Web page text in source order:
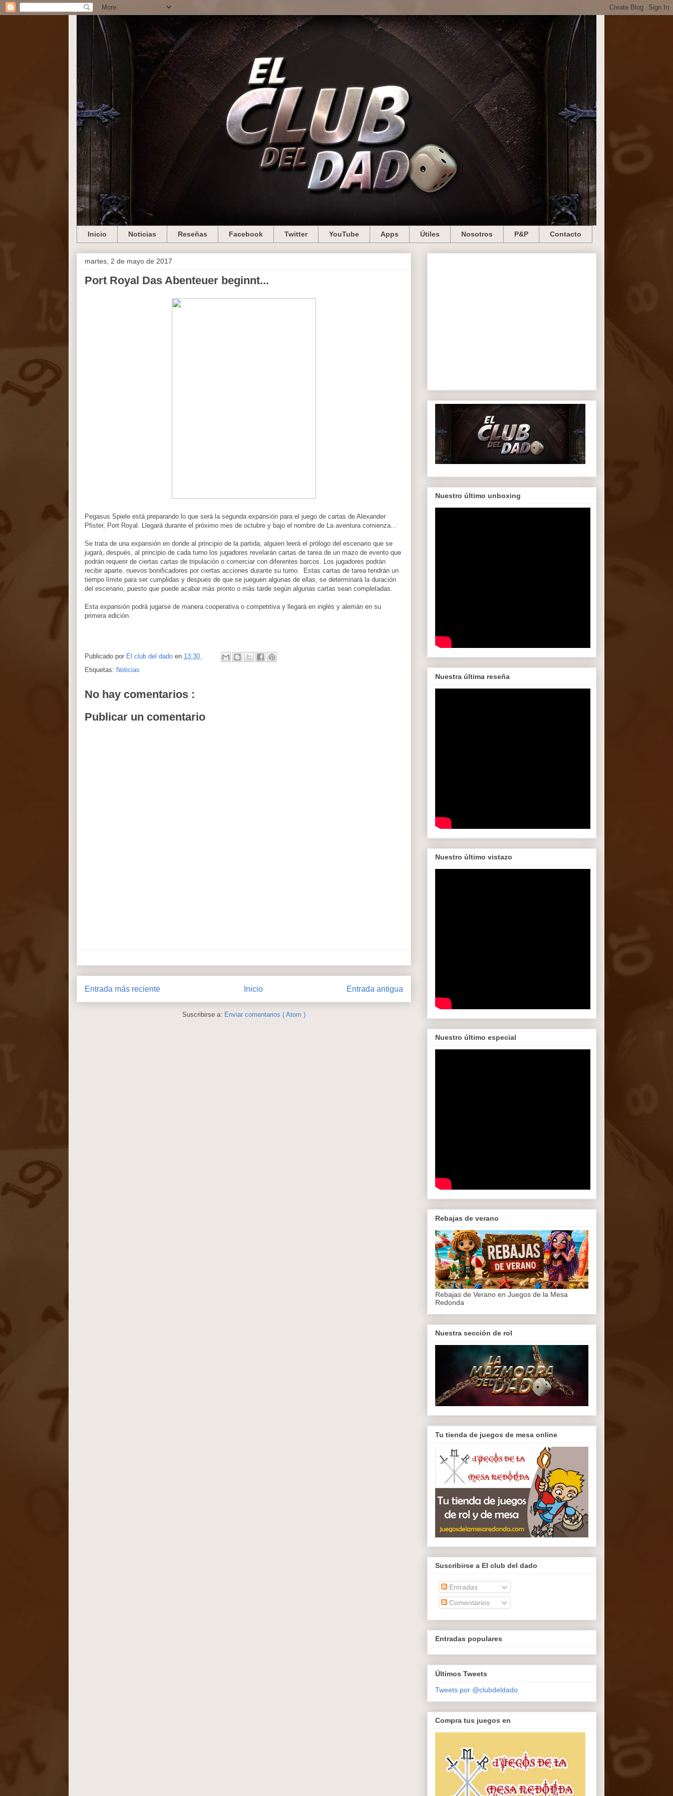
Inicio Noticias Reseñas Facebook Twitter YouTube Apps Útiles Nosotros P&P Contacto
martes, 2 de mayo de 2017
Port Royal Das Abenteuer beginnt...
Pegasus Spiele está preparando lo que será la segunda expansión para el juego de cartas de Alexander
Pfister, Port Royal. Llegará durante el próximo mes de octubre y bajo el nombre de La aventura comienza...
Se trata de una expansión en donde al principio de la partida, alguien leerá el prólogo del escenario que se
jugará, después, al principio de cada turno los jugadores revelarán cartas de tarea de un mazo de evento que
podrán requerir de ciertas cartas de tripulación o comerciar con diferentes barcos. Los jugadores podrán
recibir aparte, nuevos bonificadores por ciertas acciones durante su turno. Estas cartas de tarea tendrán un
tiempo límite para ser cumplidas y después de que se jueguen algunas de ellas, se determinará la duración
del escenario, puesto que puede acabar más pronto o más tarde según algunas cartas sean completadas.
Esta expansión podrá jugarse de manera cooperativa o competitiva y llegará en inglés y alemán en su
primera edición.
Publicado por El club del dado en 13:30
Etiquetas: Noticias
No hay comentarios :
Publicar un comentario
Entrada más reciente Entrada antigua
Inicio
Suscribirse a: Enviar comentarios ( Atom )
Nuestro último unboxing
Nuestra última reseña
Nuestro último vistazo
Nuestro último especial
Rebajas de verano
Rebajas de Verano en Juegos de la Mesa
Redonda
Nuestra sección de rol
Tu tienda de juegos de mesa online
Suscribirse a El club del dado
Entradas
Comentarios
Entradas populares
Últimos Tweets
Tweets por @clubdeldado
Compra tus juegos en